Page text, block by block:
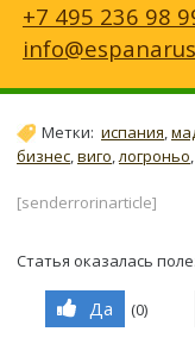
+7 495 236 98
Метки: испания,
бизнес,виго,логроньо,
[senderrorinarticle]
Статья оказалась
Да (0)